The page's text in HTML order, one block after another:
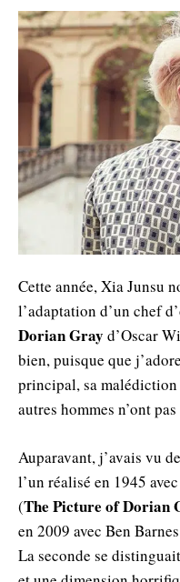
Cette année, Xia Junsu
l’adaptation d’un chef
Dorian Gray d’Oscar
bien, puisque que
principal, sa malédiction
autres hommes n’ont
Auparavant, j’avais vu
l’un réalisé en 1945
(The Picture of Dorian
en 2009 avec Ben
La seconde se